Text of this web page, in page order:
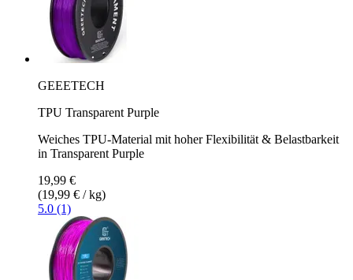
GEEETECH
TPU Transparent Purple
Weiches TPU-Material mit hoher Flexibilität & Belastbarkeit
in Transparent Purple
19,99 €
(19,99 € / kg)
5.0 (1)